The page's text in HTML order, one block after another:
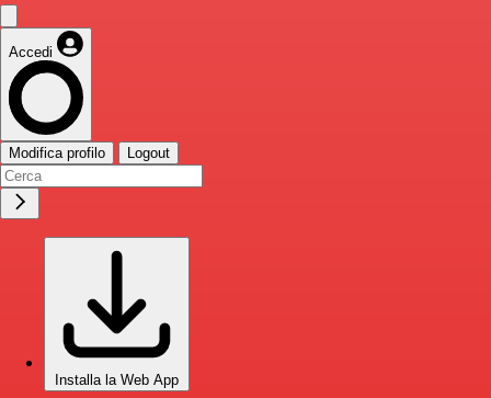
Accedi
Modifica profilo Logout
Installa la Web App